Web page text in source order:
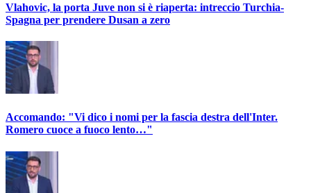
Vlahovic, la porta Juve non si è riaperta: intreccio Turchia-
Spagna per prendere Dusan a zero
Accomando: "Vi dico i nomi per la fascia destra dell'Inter.
Romero cuoce a fuoco lento…"